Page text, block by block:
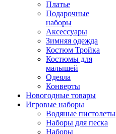
Платье
Подарочные
наборы
Аксессуары
Зимняя одежда
Костюм Тройка
Костюмы для
малышей
Одеяла
Конверты
Новогодные товары
Игровые наборы
Водяные пистолеты
Наборы для песка
Наборы